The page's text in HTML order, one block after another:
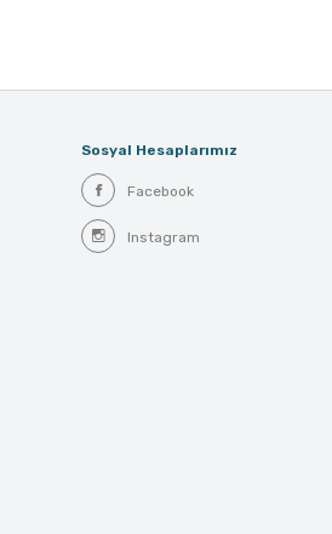
Sosyal Hesaplarımız
Facebook
Instagram